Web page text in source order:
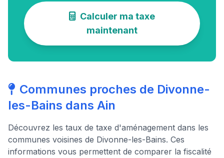
Calculer ma taxe
maintenant
Communes proches de Divonne-
les-Bains dans Ain
Découvrez les taux de taxe d'aménagement dans les
communes voisines de Divonne-les-Bains. Ces
informations vous permettent de comparer la fiscalité